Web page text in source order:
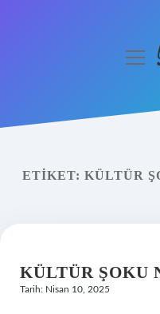
Yasal Uyarı
ETIKET: KÜLTÜR
KÜLTÜR ŞOKU
Tarih: Nisan 10, 2025